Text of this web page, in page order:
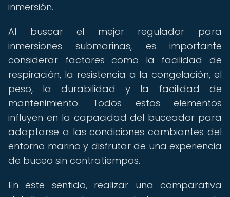
inmersión.
Al buscar el mejor regulador para
inmersiones submarinas, es importante
considerar factores como la facilidad de
respiración, la resistencia a la congelación, el
peso, la durabilidad y la facilidad de
mantenimiento. Todos estos elementos
influyen en la capacidad del buceador para
adaptarse a las condiciones cambiantes del
entorno marino y disfrutar de una experiencia
de buceo sin contratiempos.
En este sentido, realizar una comparativa